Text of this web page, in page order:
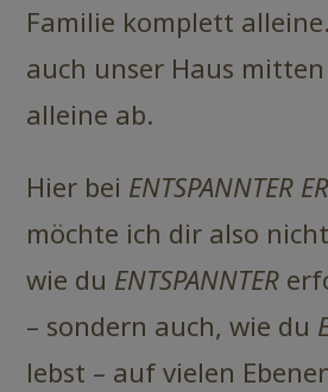
Familie komplett
auch unser Haus
alleine ab.
Hier bei ENTSPANNTER
möchte ich dir also
wie du ENTSPANNTER
– sondern auch, wie du
lebst – auf vielen